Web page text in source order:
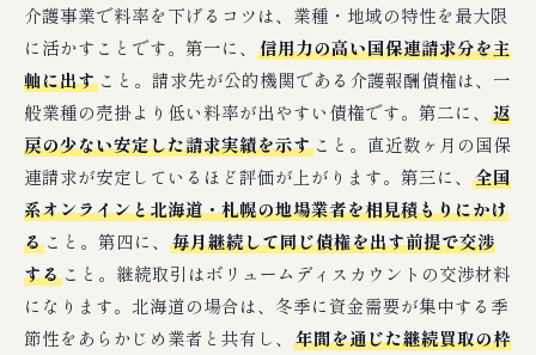
介護事業で料率を下げるコツは、業種・地域の特性を最大限
に活かすことです。第一に、 信用力の高い国保連請求分を主
軸に出す こと。請求先が公的機関である介護報酬債権は、一
般業種の売掛より低い料率が出やすい債権です。第二に、 返
戻の少ない安定した請求実績を示す こと。直近数ヶ月の国保
連請求が安定しているほど評価が上がります。第三に、 全国
系オンラインと北海道・札幌の地場業者を相見積もりにかけ
る こと。第四に、 毎月継続して同じ債権を出す前提で交渉
する こと。継続取引はボリュームディスカウントの交渉材料
になります。北海道の場合は、冬季に資金需要が集中する季
節性をあらかじめ業者と共有し、 年間を通じた継続買取の枠